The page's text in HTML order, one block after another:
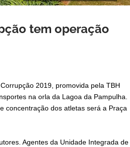
tem operação
2019, promovida pela TBH
na orla da Lagoa da Pampulha.
concentração dos atletas será a Praça
Agentes da Unidade Integrada de